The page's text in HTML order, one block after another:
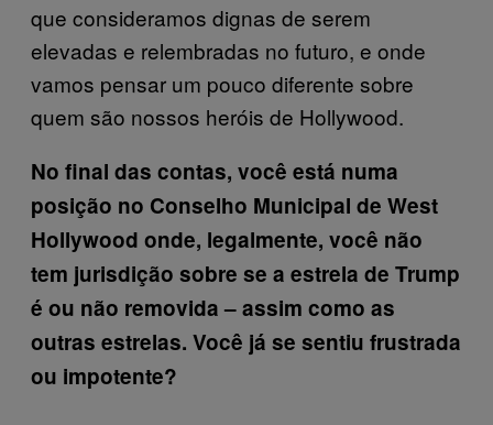
que consideramos dignas de serem
elevadas e relembradas no futuro, e onde
vamos pensar um pouco diferente sobre
quem são nossos heróis de Hollywood.
No final das contas, você está numa
posição no Conselho Municipal de West
Hollywood onde, legalmente, você não
tem jurisdição sobre se a estrela de Trump
é ou não removida – assim como as
outras estrelas. Você já se sentiu frustrada
ou impotente?